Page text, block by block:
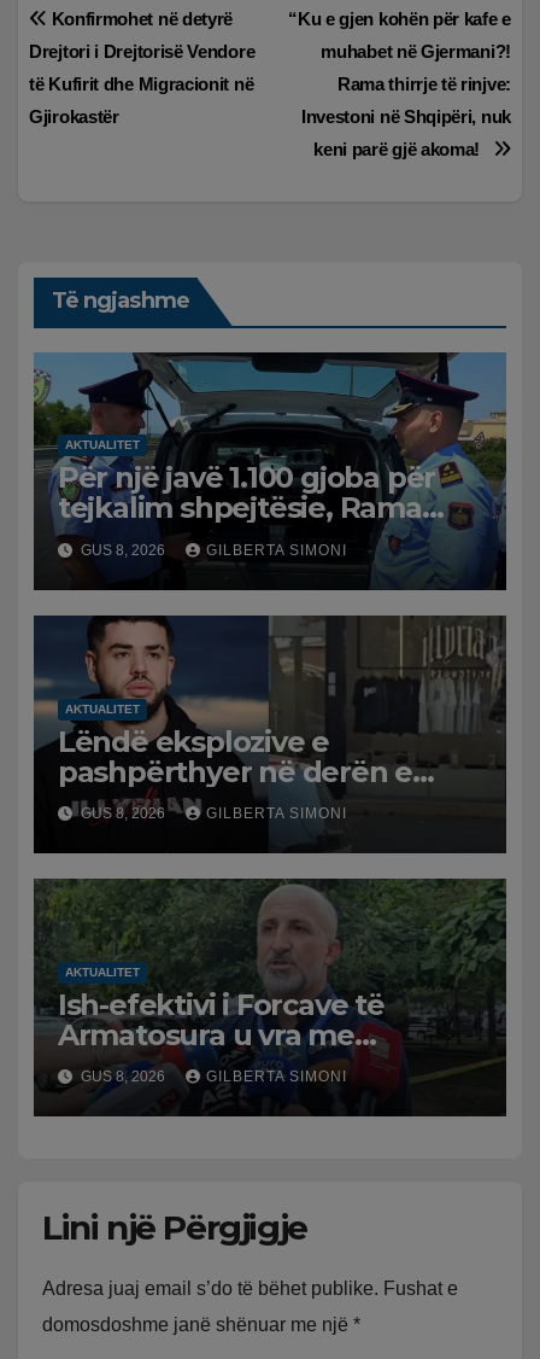
Lëvizje
te
postimet
“Ku e gjen kohën për kafe e
muhabet në Gjermani?!
Rama thirrje të rinjve:
Investoni në Shqipëri, nuk
keni parë gjë akoma!
Konfirmohet në detyrë
Drejtori i Drejtorisë Vendore
të Kufirit dhe Migracionit në
Gjirokastër
Të ngjashme
AKTUALITET
Për një javë 1.100 gjoba për
tejkalim shpejtësie, Rama
publikon videon: Kamerat e
trafikut së shpejti në
funksion
GUS 8, 2026 GILBERTA SIMONI
AKTUALITET
Lëndë eksplozive e
pashpërthyer në derën e
dyqanit të Noizyt në Durrës,
policia nis hetimet për
ngjarjen
GUS 8, 2026 GILBERTA SIMONI
AKTUALITET
Ish-efektivi i Forcave të
Armatosura u vra me
kallashnikov nga shoku i
fëmijërisë, zv. drejtori i
Hetimit: Kishin konflikt të
GUS 8, 2026 GILBERTA SIMONI
Lini një Përgjigje
Adresa juaj email s’do të bëhet publike. Fushat e
domosdoshme janë shënuar me një *